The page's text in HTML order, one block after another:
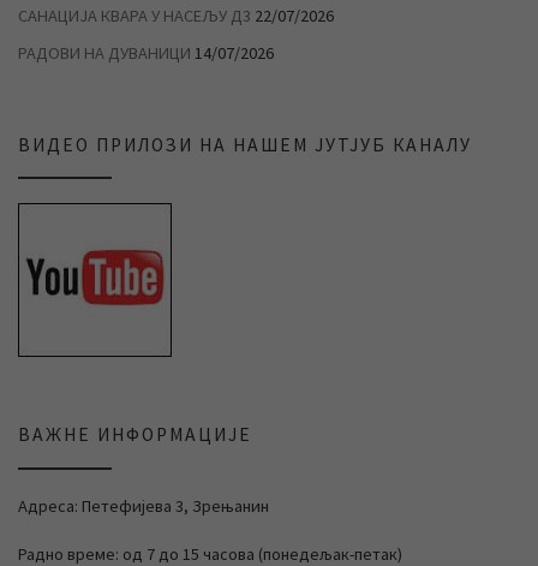
САНАЦИЈА КВАРА У НАСЕЉУ Д3 22/07/2026
РАДОВИ НА ДУВАНИЦИ 14/07/2026
ВИДЕО ПРИЛОЗИ НА НАШЕМ ЈУТЈУБ КАНАЛУ
ВАЖНЕ ИНФОРМАЦИЈЕ
Адреса: Петефијева 3, Зрењанин
Радно време: од 7 до 15 часова (понедељак-петак)